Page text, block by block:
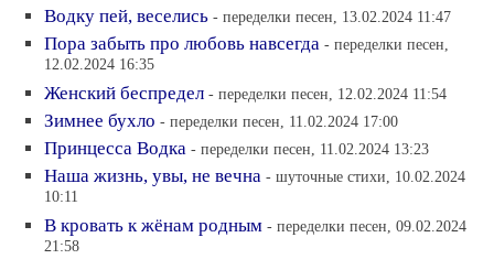
Водку пей, веселись - переделки песен, 13.02.2024 11:47
Пора забыть про любовь навсегда - переделки песен,
12.02.2024 16:35
Женский беспредел - переделки песен, 12.02.2024 11:54
Зимнее бухло - переделки песен, 11.02.2024 17:00
Принцесса Водка - переделки песен, 11.02.2024 13:23
Наша жизнь, увы, не вечна - шуточные стихи, 10.02.2024
10:11
В кровать к жёнам родным - переделки песен, 09.02.2024
21:58